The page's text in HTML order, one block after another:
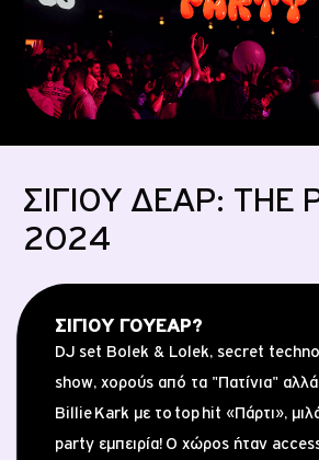
STUDENTS
CU AROUND
ΕΝΕΡΓΟΠΟΙΗΣΗ SIM
ΣΙΓΙΟΥ ΔΕΑΡ: THE
2024
ΣΙΓΙΟΥ ΓΟΥΕΑΡ?
DJ set Bolek & Lolek, secret
show, χορούς από τα "Πατίνια"
Billie Kark με το top hit «Πάρτι»,
party εμπειρία! Ο χώρος ήταν